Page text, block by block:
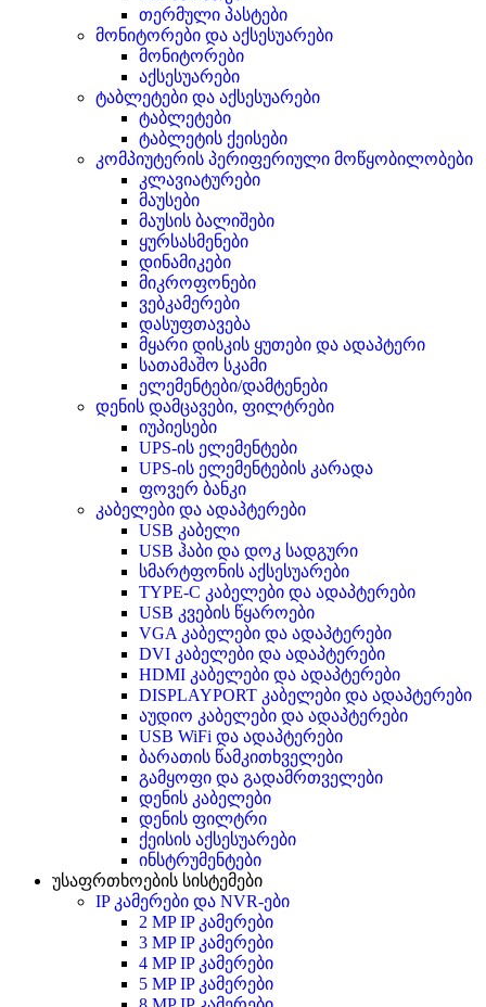
თერმული პასტები
მონიტორები და აქსესუარები
მონიტორები
აქსესუარები
ტაბლეტები და აქსესუარები
ტაბლეტები
ტაბლეტის ქეისები
კომპიუტერის პერიფერიული მოწყობილობები
კლავიატურები
მაუსები
მაუსის ბალიშები
ყურსასმენები
დინამიკები
მიკროფონები
ვებკამერები
დასუფთავება
მყარი დისკის ყუთები და ადაპტერი
სათამაშო სკამი
ელემენტები/დამტენები
დენის დამცავები, ფილტრები
იუპიესები
UPS-ის ელემენტები
UPS-ის ელემენტების კარადა
ფოვერ ბანკი
კაბელები და ადაპტერები
USB კაბელი
USB ჰაბი და დოკ სადგური
სმარტფონის აქსესუარები
TYPE-C კაბელები და ადაპტერები
USB კვების წყაროები
VGA კაბელები და ადაპტერები
DVI კაბელები და ადაპტერები
HDMI კაბელები და ადაპტერები
DISPLAYPORT კაბელები და ადაპტერები
აუდიო კაბელები და ადაპტერები
USB WiFi და ადაპტერები
ბარათის წამკითხველები
გამყოფი და გადამრთველები
დენის კაბელები
დენის ფილტრი
ქეისის აქსესუარები
ინსტრუმენტები
უსაფრთხოების სისტემები
IP კამერები და NVR-ები
2 MP IP კამერები
3 MP IP კამერები
4 MP IP კამერები
5 MP IP კამერები